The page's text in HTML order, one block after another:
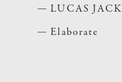
LUCAS JACK
Elaborate